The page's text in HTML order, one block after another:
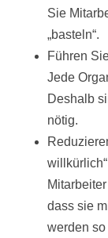
Sie
„basteln“.
Führen
Jede
Deshalb
nötig.
dass sie
werden